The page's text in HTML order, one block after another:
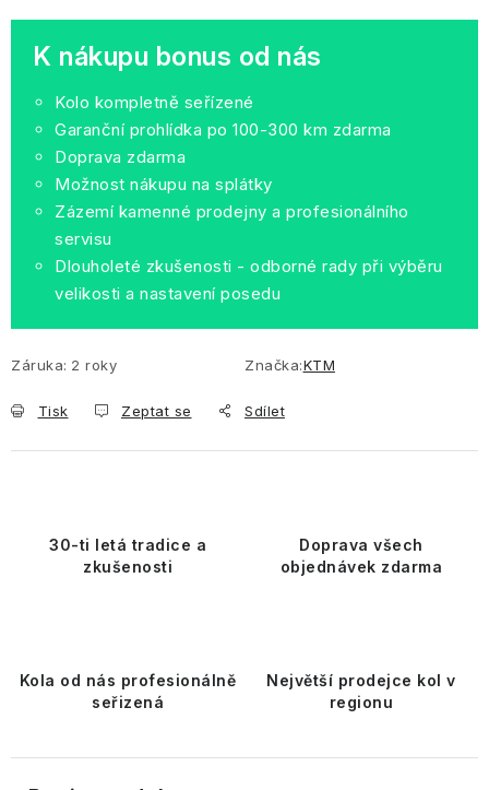
K nákupu bonus od nás
Kolo kompletně seřízené
Garanční prohlídka po 100-300 km zdarma
Doprava zdarma
Možnost nákupu na splátky
Zázemí kamenné prodejny a profesionálního
servisu
Dlouholeté zkušenosti - odborné rady při výběru
velikosti a nastavení posedu
Záruka: 2 roky Značka:KTM
Tisk Zeptat se Sdílet
30-ti letá tradice a
zkušenosti
Doprava všech
objednávek zdarma
Kola od nás profesionálně
seřizená
Největší prodejce kol v
regionu